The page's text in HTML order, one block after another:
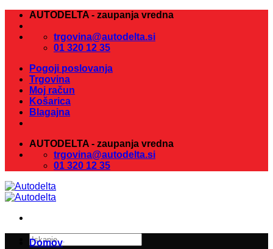
Skoči
vsebino
AUTODELTA - zaupanja vredna
trgovina@autodelta.si
01 320 12 35
Pogoji poslovanja
Trgovina
Moj račun
Košarica
Blagajna
AUTODELTA - zaupanja vredna
trgovina@autodelta.si
01 320 12 35
Išči:
Domov